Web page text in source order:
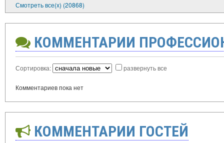
Смотреть все(х) (20868)
КОММЕНТАРИИ
Сортировка: развернуть все
Комментариев пока нет
КОММЕНТАРИИ ГОСТЕЙ